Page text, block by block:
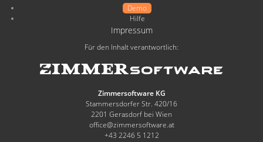
Demo
Hilfe
Impressum
Für den Inhalt verantwortlich:
Zimmersoftware KG
Stammersdorfer Str. 420/16
2201 Gerasdorf bei Wien
office@zimmersoftware.at
+43 2246 5 1212